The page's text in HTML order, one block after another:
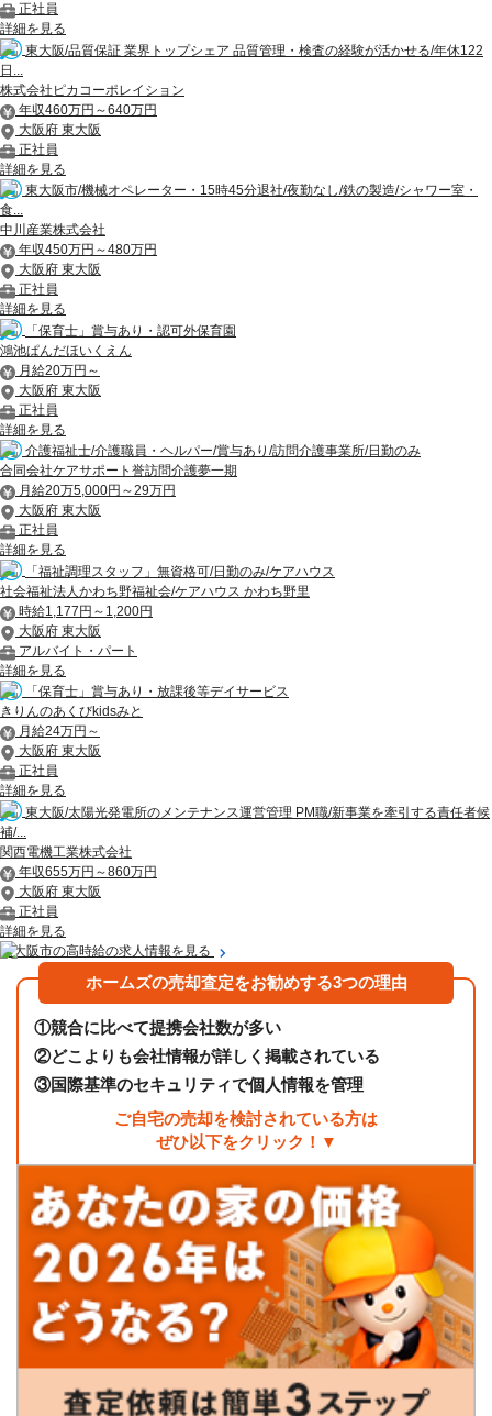
正社員
詳細を見る
東大阪/品質保証 業界トップシェア 品質管理・検査の経験が活かせる/年休122
日...
株式会社ピカコーポレイション
年収460万円～640万円
大阪府 東大阪
正社員
詳細を見る
東大阪市/機械オペレーター・15時45分退社/夜勤なし/鉄の製造/シャワー室・
食...
中川産業株式会社
年収450万円～480万円
大阪府 東大阪
正社員
詳細を見る
「保育士」賞与あり・認可外保育園
鴻池ぱんだほいくえん
月給20万円～
大阪府 東大阪
正社員
詳細を見る
介護福祉士/介護職員・ヘルパー/賞与あり/訪問介護事業所/日勤のみ
合同会社ケアサポート誉訪問介護夢一期
月給20万5,000円～29万円
大阪府 東大阪
正社員
詳細を見る
「福祉調理スタッフ」無資格可/日勤のみ/ケアハウス
社会福祉法人かわち野福祉会/ケアハウス かわち野里
時給1,177円～1,200円
大阪府 東大阪
アルバイト・パート
詳細を見る
「保育士」賞与あり・放課後等デイサービス
きりんのあくびkidsみと
月給24万円～
大阪府 東大阪
正社員
詳細を見る
東大阪/太陽光発電所のメンテナンス運営管理 PM職/新事業を牽引する責任者候
補/...
関西電機工業株式会社
年収655万円～860万円
大阪府 東大阪
正社員
詳細を見る
東大阪市の高時給の求人情報を見る
ホームズの売却査定をお勧めする3つの理由
①競合に比べて提携会社数が多い
②どこよりも会社情報が詳しく掲載されている
③国際基準のセキュリティで個人情報を管理
ご自宅の売却を検討されている方は
ぜひ以下をクリック！▼